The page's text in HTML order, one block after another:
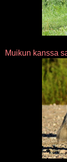
Muikun kanssa